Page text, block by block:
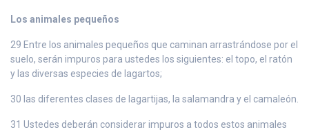
Los animales pequeños
29 Entre los animales pequeños que caminan arrastrándose por el
suelo, serán impuros para ustedes los siguientes: el topo, el ratón
y las diversas especies de lagartos;
30 las diferentes clases de lagartijas, la salamandra y el camaleón.
31 Ustedes deberán considerar impuros a todos estos animales